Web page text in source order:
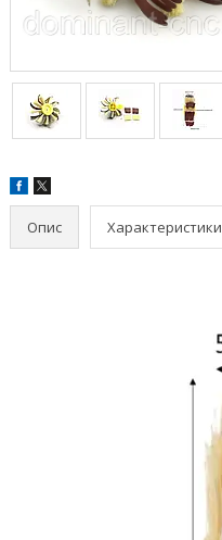
Опис Характеристики